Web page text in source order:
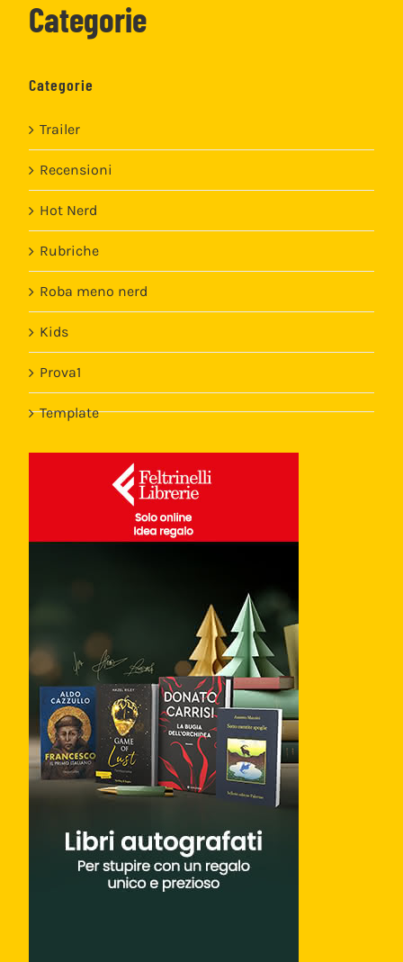
Categorie
Categorie
Trailer
Recensioni
Hot Nerd
Rubriche
Roba meno nerd
Kids
Prova1
Template